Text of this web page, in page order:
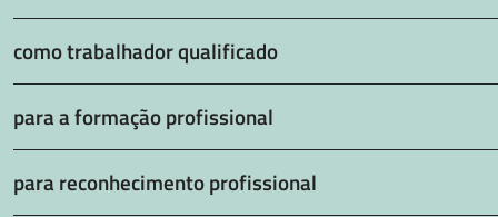
como trabalhador qualificado
para a formação profissional
para reconhecimento profissional